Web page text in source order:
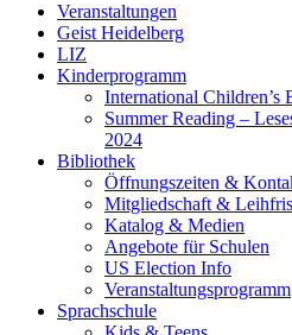
Veranstaltungen
Geist Heidelberg
LIZ
Kinderprogramm
International Children’s
Summer Reading –
2024
Bibliothek
Öffnungszeiten &
Mitgliedschaft &
Katalog & Medien
Angebote für Schulen
US Election Info
Veranstaltungsprogramm
Sprachschule